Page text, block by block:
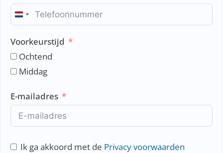
N
t
h
e
a
n
d
s
Voorkeurstijd
Ochtend
Middag
E-mailadres
Ik ga akkoord met de Privacy voorwaarden